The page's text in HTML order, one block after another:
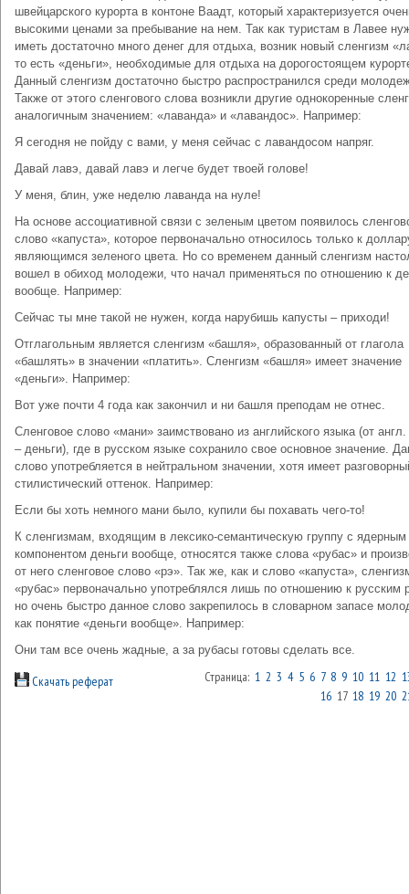
швейцарского курорта в контоне Ваадт, который характеризуется
высокими ценами за пребывание на нем. Так как туристам в Лавее
иметь достаточно много денег для отдыха, возник новый сленгизм
то есть «деньги», необходимые для отдыха на дорогостоящем
Данный сленгизм достаточно быстро распространился среди
Также от этого сленгового слова возникли другие однокоренные
аналогичным значением: «лаванда» и «лавандос». Например:
Я сегодня не пойду с вами, у меня сейчас с лавандосом напряг.
Давай лавэ, давай лавэ и легче будет твоей голове!
У меня, блин, уже неделю лаванда на нуле!
На основе ассоциативной связи с зеленым цветом появилось
слово «капуста», которое первоначально относилось только к
являющимся зеленого цвета. Но со временем данный сленгизм
вошел в обиход молодежи, что начал применяться по отношению к
вообще. Например:
Сейчас ты мне такой не нужен, когда нарубишь капусты – приходи!
Отглагольным является сленгизм «башля», образованный от глагола
«башлять» в значении «платить». Сленгизм «башля» имеет значение
«деньги». Например:
Вот уже почти 4 года как закончил и ни башля преподам не отнес.
Сленговое слово «мани» заимствовано из английского языка (от
– деньги), где в русском языке сохранило свое основное значение.
слово употребляется в нейтральном значении, хотя имеет
стилистический оттенок. Например:
Если бы хоть немного мани было, купили бы похавать чего-то!
К сленгизмам, входящим в лексико-семантическую группу с ядерным
компонентом деньги вообще, относятся также слова «рубас» и
от него сленговое слово «рэ». Так же, как и слово «капуста»,
«рубас» первоначально употреблялся лишь по отношению к русским
но очень быстро данное слово закрепилось в словарном запасе
как понятие «деньги вообще». Например:
Они там все очень жадные, а за рубасы готовы сделать все.
Скачать реферат Страница: 1 2 3 4 5 6 7 8 9 10 11 12
16 17 18 19 20